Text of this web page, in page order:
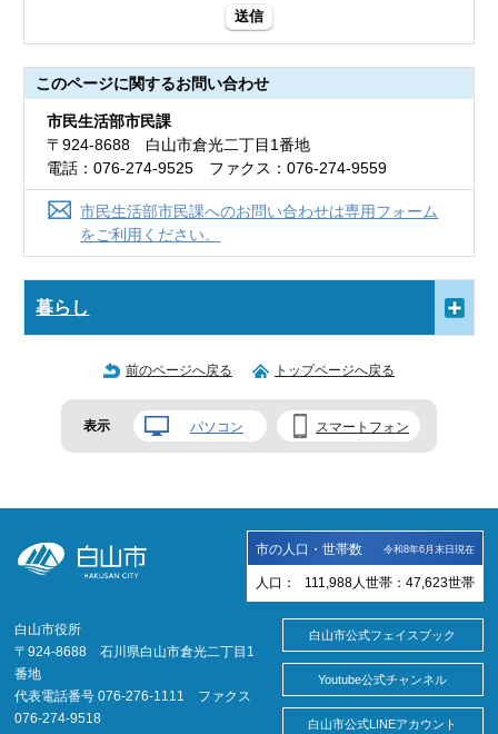
送信
このページに関するお問い合わせ
市民生活部市民課
〒924-8688 白山市倉光二丁目1番地
電話：076-274-9525 ファクス：076-274-9559
市民生活部市民課へのお問い合わせは専用フォーム
をご利用ください。
暮らし
前のページへ戻る トップページへ戻る
表示 パソコン スマートフォン
市の人口・世帯数 令和8年6月末日現在
人口： 111,988 人 世帯： 47,623世帯
白山市役所
〒924-8688 石川県白山市倉光二丁目1
番地
代表電話番号 076-276-1111 ファクス
076-274-9518
白山市公式フェイスブック
Youtube公式チャンネル
白山市公式LINEアカウント